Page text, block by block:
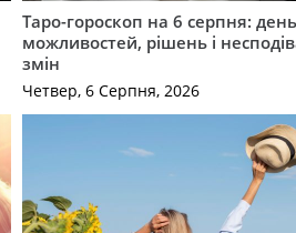
Таро-гороскоп на 6 серпня: день
можливостей, рішень і
змін
Четвер, 6 Серпня, 2026